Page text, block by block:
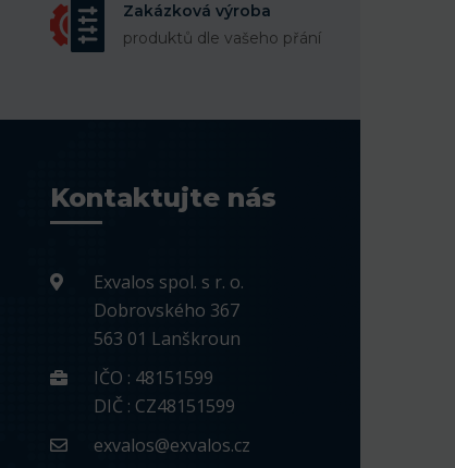
Zakázková výroba
produktů dle vašeho přání
Kontaktujte nás
Exvalos spol. s r. o.
Dobrovského 367
563 01 Lanškroun
IČO : 48151599
DIČ : CZ48151599
exvalos@exvalos.cz